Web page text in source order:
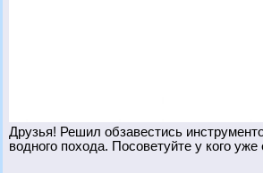
Друзья! Решил обзавестись
водного похода. Посоветуйте у кого